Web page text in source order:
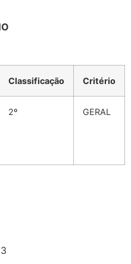
Classificação Critério
2º GERAL